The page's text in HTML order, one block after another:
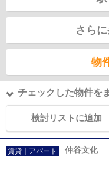
さら
物
チェックした物件を
検討リストに追加
賃貸｜アパート 仲谷文化